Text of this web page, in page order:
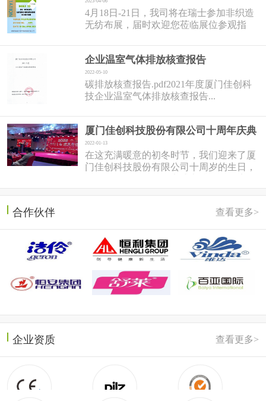
4月18日-21日，我司将在瑞士参加非织造
无纺布展，届时欢迎您莅临展位参观指
企业温室气体排放核查报告
2022-05-10
碳排放核查报告.pdf2021年度厦门佳创科
技企业温室气体排放核查报告...
厦门佳创科技股份有限公司十周年庆典
2022-01-13
在这充满暖意的初冬时节，我们迎来了厦
门佳创科技股份有限公司十周岁的生日，
重召开。岱总回想十年前，佳...
合作伙伴 查看更多>
企业资质 查看更多>